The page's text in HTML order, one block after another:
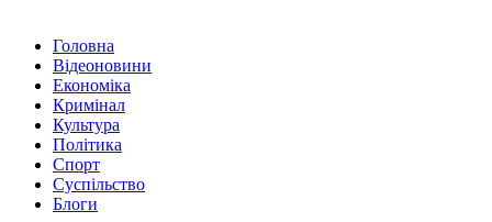
Головна
Відеоновини
Економіка
Кримінал
Культура
Політика
Спорт
Суспільство
Блоги